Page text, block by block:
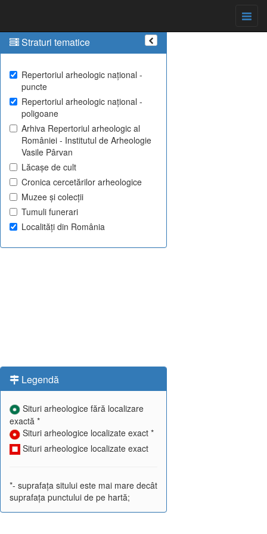
Straturi tematice
Repertoriul arheologic național -
puncte
Repertoriul arheologic național -
poligoane
Arhiva Repertoriul arheologic al
României - Institutul de Arheologie
Vasile Pârvan
Lăcașe de cult
Cronica cercetărilor arheologice
Muzee și colecții
Tumuli funerari
Localități din România
Legendă
Situri arheologice fără localizare
exactă *
Situri arheologice localizate exact *
Situri arheologice localizate exact
*- suprafața sitului este mai mare decât
suprafața punctului de pe hartă;